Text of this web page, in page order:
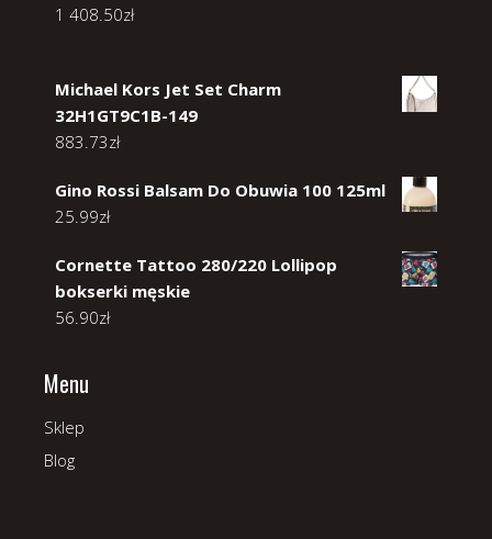
1 408.50zł
Michael Kors Jet Set Charm
32H1GT9C1B-149
883.73zł
Gino Rossi Balsam Do Obuwia 100 125ml
25.99zł
Cornette Tattoo 280/220 Lollipop
bokserki męskie
56.90zł
Menu
Sklep
Blog